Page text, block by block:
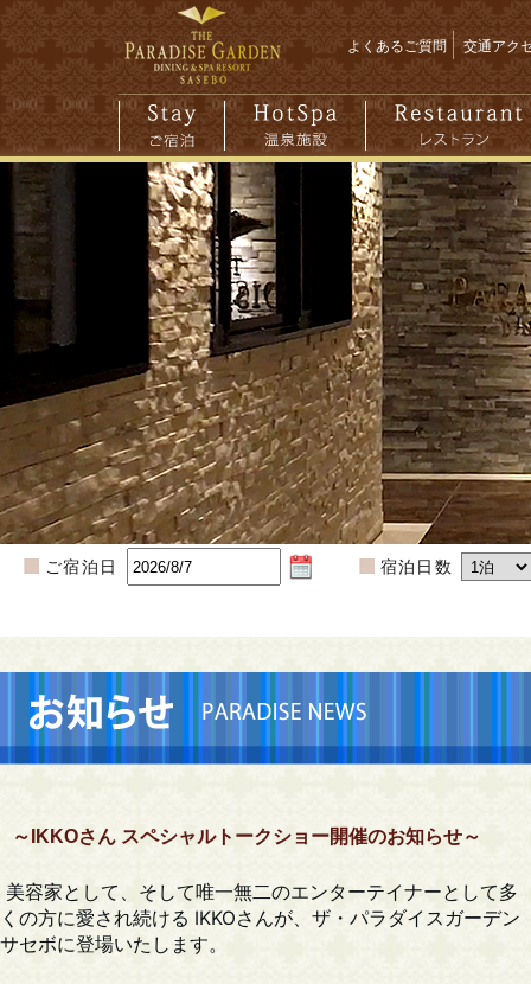
よくあるご質問 交通アク
ご宿泊日 宿泊日数
～IKKOさん スペシャルトークショー開催のお知らせ～
美容家として、そして唯一無二のエンターテイナーとして多
くの方に愛され続ける IKKOさんが、ザ・パラダイスガーデン
サセボに登場いたします。